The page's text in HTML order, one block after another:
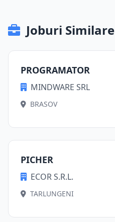
Joburi Similare
PROGRAMATOR
MINDWARE SRL
BRASOV
PICHER
ECOR S.R.L.
TARLUNGENI